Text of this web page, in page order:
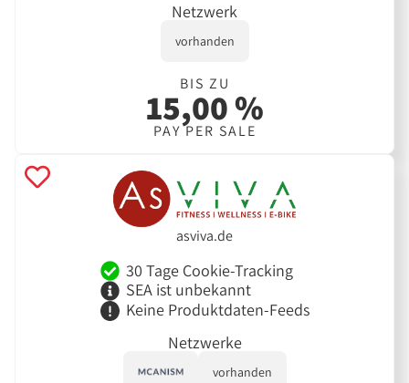
Netzwerk
vorhanden
BIS ZU
15,00 %
PAY PER SALE
asviva.de
30 Tage Cookie-Tracking
SEA ist unbekannt
Keine Produktdaten-Feeds
Netzwerke
vorhanden